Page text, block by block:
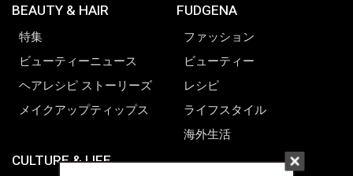
BEAUTY & HAIR
特集
ビューティーニュース
ヘアレシピ ストーリーズ
メイクアップティップス
CULTURE & LIFE
FUDGENA
ファッション
ビューティー
レシピ
ライフスタイル
海外生活